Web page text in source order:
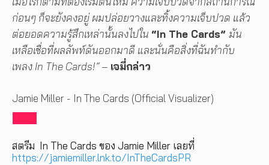
ก่อนๆ ก็จะยังคงอยู่ ผมปล่อยวางและทิ้งความเจ็บปวด แล้ว
ต่อยอดความรู้สึกเหล่านั้นลงไปใน “In The Cards” มัน
เหลือเชื่อที่ผลลัพท์ดันออกมาดี และนั่นคือสิ่งที่ฉันทำกับ
เพลง In The Cards!” – เจมี่กล่าว
Jamie Miller - In The Cards (Official Visualizer)
สตรีม In The Cards ของ Jamie Miller เลยที่
https://jamiemiller.lnk.to/InTheCardsPR